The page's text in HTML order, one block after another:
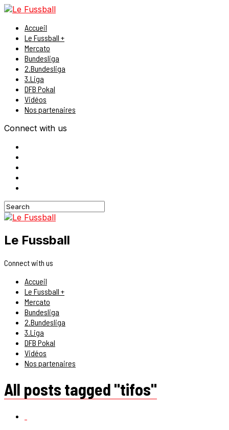
Accueil
Le Fussball +
Mercato
Bundesliga
2.Bundesliga
3.Liga
DFB Pokal
Vidéos
Nos partenaires
Connect with us
Le Fussball
Connect with us
Accueil
Le Fussball +
Mercato
Bundesliga
2.Bundesliga
3.Liga
DFB Pokal
Vidéos
Nos partenaires
All posts tagged "tifos"